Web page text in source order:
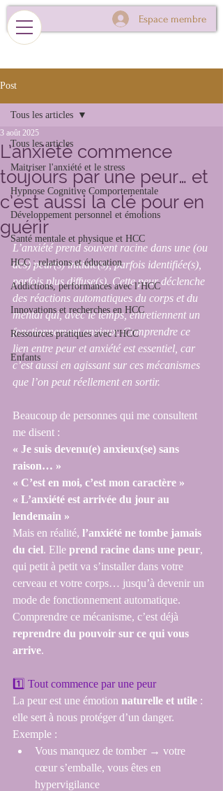
Espace membre
Post
Tous les articles
Maitriser l'anxiété et le stress
Hypnose Cognitive Comportementale
Développement personnel et émotions
Santé mentale et physique et HCC
HCC : relations et éducation
Addictions, performances avec l’HCC
Innovations et recherches en HCC
Ressources pratiques avec l'HCC
Enfants
Tous les articles
L’anxiété commence
toujours par une peur… et
c’est aussi la clé pour en
guérir
3 août 2025
L’anxiété prend souvent racine dans une (ou
des) peur(s) initiale(s), parfois identifiée(s),
parfois plus diffuse(s). Cette peur déclenche
des réactions automatiques du corps et du
mental qui, avec le temps, entretiennent un
fonctionnement anxieux. Comprendre ce
lien entre peur et anxiété est essentiel, car
c’est aussi en agissant sur ces mécanismes
que l’on peut réellement en sortir.
Beaucoup de personnes qui me consultent
me disent :
« Je suis devenu(e) anxieux(se) sans
raison… »
« C’est en moi, c’est mon caractère »
« L’anxiété est arrivée du jour au
lendemain »
Mais en réalité, l’anxiété ne tombe jamais
du ciel. Elle prend racine dans une peur,
qui petit à petit va s’installer dans votre
cerveau et votre corps… jusqu’à devenir un
mode de fonctionnement automatique.
Comprendre ce mécanisme, c’est déjà
reprendre du pouvoir sur ce qui vous
arrive.
1️⃣ Tout commence par une peur
La peur est une émotion naturelle et utile :
elle sert à nous protéger d’un danger.
Exemple :
Vous manquez de tomber → votre
cœur s’emballe, vous êtes en
hypervigilance